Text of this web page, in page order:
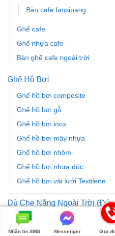
Bàn cafe fansipang
Ghế cafe
Ghế nhựa cafe
Bàn ghế cafe ngoài trời
Ghế Hồ Bơi
Ghế hồ bơi composite
Ghế hồ bơi gỗ
Ghế hồ bơi inox
Ghế hồ bơi mây nhựa
Ghế hồ bơi nhôm
Ghế hồ bơi nhựa đúc
Ghế hồ bơi vải lưới Textilene
Dù Che Nắng Ngoài Trời
Dù Cho Ban Công
Dù Cho Hồ Bơi, Bãi Biển
Gọi
Messenger
Nhắn tin SMS